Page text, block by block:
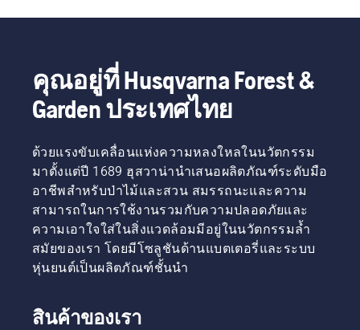
คุณอยู่ที่ Husqvarna Forest &
Garden ประเทศไทย
ด้วยแรงขับเคลื่อนแห่งความหลงใหลในนวัตกรรม
มาตั้งแต่ปี 1689 ฮุสวาน่านำเสนอผลิตภัณฑ์ระดับมือ
อาชีพสำหรับป่าไม้และสวน สมรรถนะและความ
สามารถในการใช้งานรวมกับความปลอดภัยและ
ความเอาใจใส่ในสิ่งแวดล้อมมีอยู่ในนวัตกรรมล้ำ
สมัยของเรา โดยมีโซลูชันด้านแบตเตอรี่และระบบ
หุ่นยนต์เป็นผลิตภัณฑ์ชั้นนำ
สินค้าของเรา